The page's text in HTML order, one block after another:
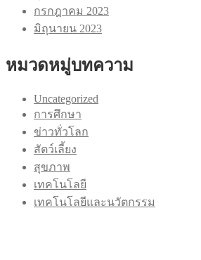
กรกฎาคม 2023
มิถุนายน 2023
หมวดหมู่บทความ
Uncategorized
การศึกษา
ข่าวทั่วโลก
สัตว์เลี้ยง
สุขภาพ
เทคโนโลยี
เทคโนโลยีและนวัตกรรม